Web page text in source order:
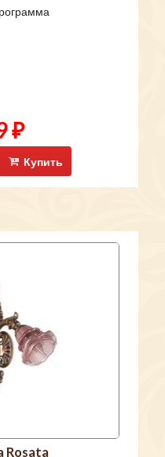
₽
Купить
Rosata